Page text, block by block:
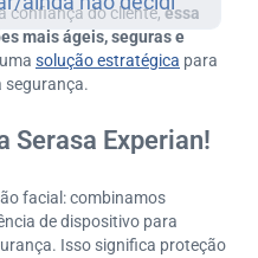
confiança do cliente,essa
mais ágeis, seguras e
solução estratégica para
segurança.
Serasa Experian!
facial: combinamos
de dispositivo para
Isso significa proteção